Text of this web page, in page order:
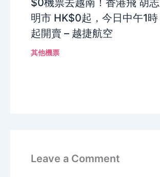
$0機票去越南！香港飛 胡志
明市 HK$0起，今日中午1時
起開賣 – 越捷航空
其他機票
Leave a Comment